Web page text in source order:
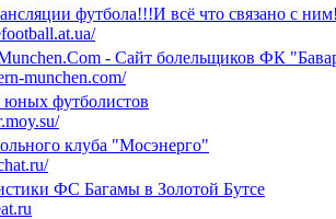
футбола!!!И всё что связано с
- Сайт болельщиков ФК
munchen.com/
футболистов
клуба "Мосэнерго"
ФС Багамы в Золотой Бутсе